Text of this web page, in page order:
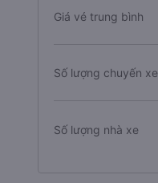
Giá vé trung bình
Số lượng chuyến xe
Số lượng nhà xe